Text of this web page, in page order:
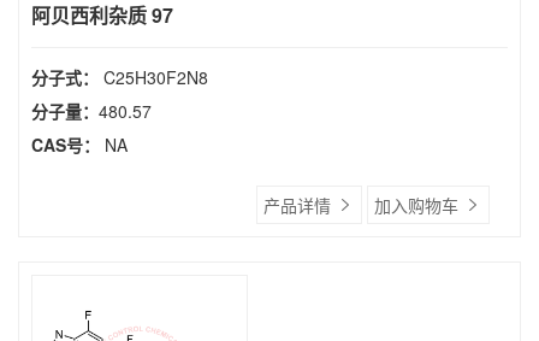
阿贝西利杂质 97
分子式： C25H30F2N8
分子量： 480.57
CAS号：
NA
产品详情 加入购物车